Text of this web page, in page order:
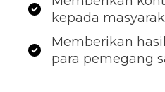
kepada
Memberikan
para pemegang